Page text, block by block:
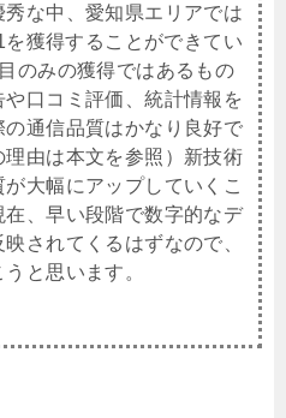
秀な中、愛知県エリアでは
獲得することができてい
のみの獲得ではあるもの
口コミ評価、統計情報を
通信品質はかなり良好で
由は本文を参照）新技術
大幅にアップしていくこ
、早い段階で数字的なデ
されてくるはずなので、
と思います。